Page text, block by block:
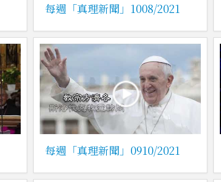
每週「真理新聞」1008/2021
每週「真理新聞」0910/2021